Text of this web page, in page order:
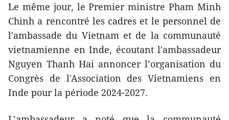
Le même jour, le Premier ministre Pham Minh
Chinh a rencontré les cadres et le personnel de
l'ambassade du Vietnam et de la communauté
vietnamienne en Inde, écoutant l'ambassadeur
Nguyen Thanh Hai annoncer l’organisation du
Congrès de l'Association des Vietnamiens en
Inde pour la période 2024-2027.